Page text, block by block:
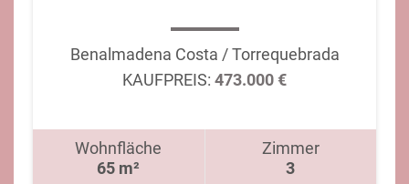
Benalmadena Costa / Torrequebrada
KAUFPREIS: 473.000 €
Wohnfläche
65 m²
Zimmer
3